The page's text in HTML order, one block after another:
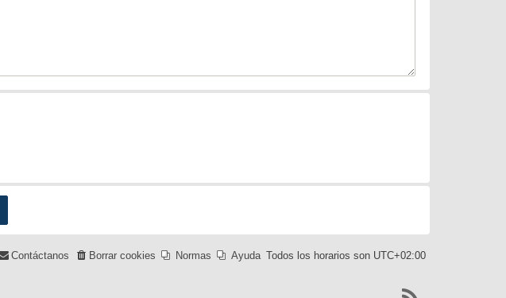
Todos los horarios son UTC+02:00
Ayuda
Normas
Borrar cookies
Contáctanos